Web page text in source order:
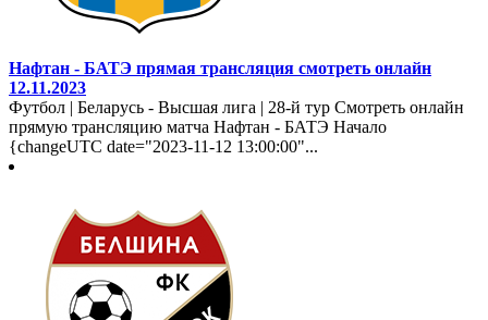
Нафтан - БАТЭ прямая трансляция смотреть онлайн
12.11.2023
Футбол | Беларусь - Высшая лига | 28-й тур Смотреть онлайн
прямую трансляцию матча Нафтан - БАТЭ Начало
{changeUTC date="2023-11-12 13:00:00"...